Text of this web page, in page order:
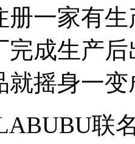
册一家有
完成生产
就摇身一
联